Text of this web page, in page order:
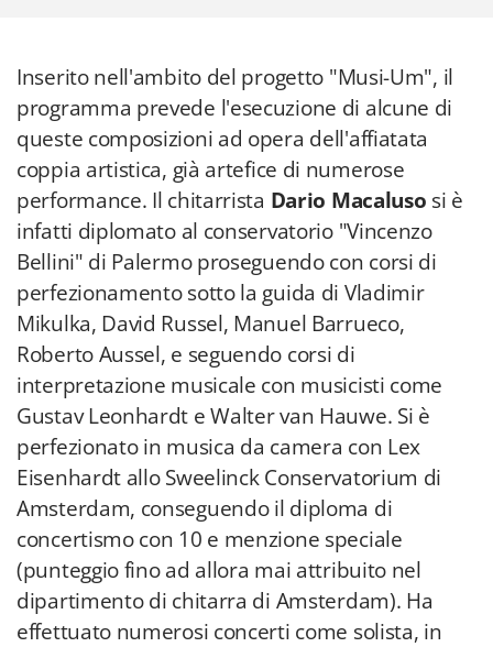
Inserito nell'ambito del progetto "Musi-Um", il
programma prevede l'esecuzione di alcune di
queste composizioni ad opera dell'affiatata
coppia artistica, già artefice di numerose
performance. Il chitarrista Dario Macaluso si è
infatti diplomato al conservatorio "Vincenzo
Bellini" di Palermo proseguendo con corsi di
perfezionamento sotto la guida di Vladimir
Mikulka, David Russel, Manuel Barrueco,
Roberto Aussel, e seguendo corsi di
interpretazione musicale con musicisti come
Gustav Leonhardt e Walter van Hauwe. Si è
perfezionato in musica da camera con Lex
Eisenhardt allo Sweelinck Conservatorium di
Amsterdam, conseguendo il diploma di
concertismo con 10 e menzione speciale
(punteggio fino ad allora mai attribuito nel
dipartimento di chitarra di Amsterdam). Ha
effettuato numerosi concerti come solista, in